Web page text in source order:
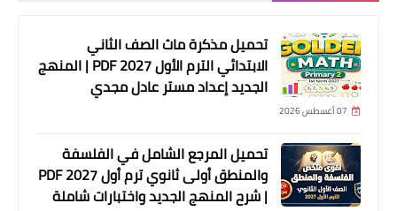
تحميل مذكرة ماث الصف الثاني
الابتدائي الترم الأول 2027 PDF | المنهج
الجديد إعداد مستر عادل مجدي
07 أغسطس 2026
تحميل المرجع الشامل في الفلسفة
والمنطق أولى ثانوي ترم أول 2027 PDF
| شرح المنهج الجديد واختبارات شاملة